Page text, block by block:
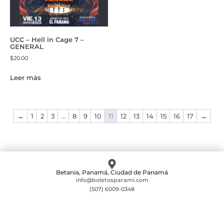
UCC – Hell in Cage 7 –
GENERAL
$20.00
Leer más
← 1 2 3 … 8 9 10 11 12 13 14 15 16 17 →
Betania, Panamá, Ciudad de Panamá
info@boletosparami.com
(507) 6009-0348